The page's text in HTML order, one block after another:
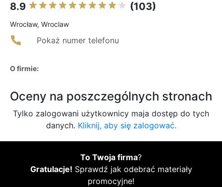
8.9 (103)
Wrocław, Wroclaw
Pokaż numer telefonu
O firmie:
Oceny na poszczególnych stronach
Tylko zalogowani użytkownicy maja dostęp do tych
danych. Kliknij, aby się zalogować.
To Twoja firma?
Gratulacje! Sprawdź jak odebrać materiały
promocyjne!